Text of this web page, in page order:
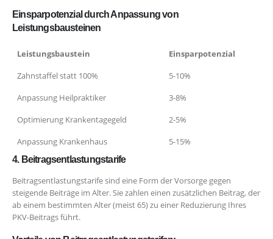
Einsparpotenzial durch Anpassung von
Leistungsbausteinen
Leistungsbaustein
Einsparpotenzial
Zahnstaffel statt 100%
5-10%
Anpassung Heilpraktiker
3-8%
Optimierung Krankentagegeld
2-5%
Anpassung Krankenhaus
5-15%
4. Beitragsentlastungstarife
Beitragsentlastungstarife sind eine Form der Vorsorge gegen
steigende Beiträge im Alter. Sie zahlen einen zusätzlichen Beitrag, der
ab einem bestimmten Alter (meist 65) zu einer Reduzierung Ihres
PKV-Beitrags führt.